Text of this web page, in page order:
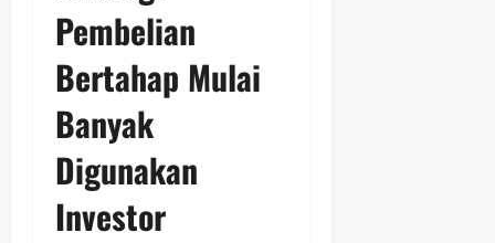
Pembelian
Bertahap Mulai
Banyak
Digunakan
Investor